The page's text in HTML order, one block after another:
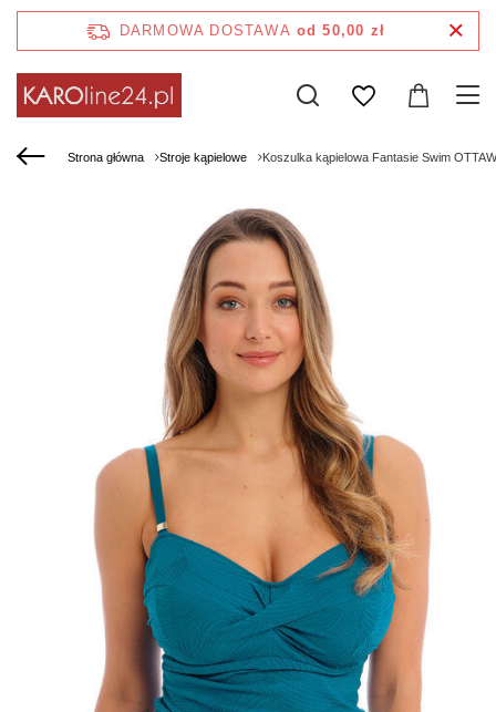
DARMOWA DOSTAWA od 50,00 zł
Strona główna Stroje kąpielowe Koszulka kąpielowa Fantasie Swim